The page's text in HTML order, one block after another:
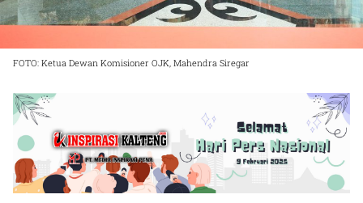
FOTO: Ketua Dewan Komisioner OJK, Mahendra Siregar